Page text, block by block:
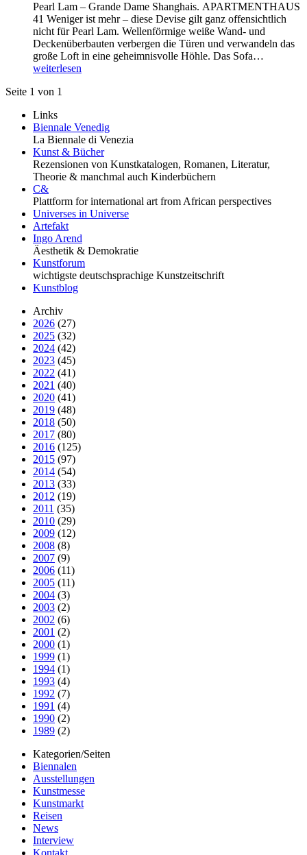
Pearl Lam – Grande Dame Shanghais. APARTMENTHAUS
41 Weniger ist mehr – diese Devise gilt ganz offensichtlich
nicht für Pearl Lam. Wellenförmige weiße Wand- und
Deckenüberbauten verbergen die Türen und verwandeln das
große Loft in eine geheimnisvolle Höhle. Das Sofa…
weiterlesen
Seite 1 von 1
Links
Biennale Venedig
La Biennale di Venezia
Kunst & Bücher
Rezensionen von Kunstkatalogen, Romanen, Literatur,
Theorie & manchmal auch Kinderbüchern
C&
Plattform for international art from African perspectives
Universes in Universe
Artefakt
Ingo Arend
Äesthetik & Demokratie
Kunstforum
wichtigste deutschsprachige Kunstzeitschrift
Kunstblog
Archiv
2026 (27)
2025 (32)
2024 (42)
2023 (45)
2022 (41)
2021 (40)
2020 (41)
2019 (48)
2018 (50)
2017 (80)
2016 (125)
2015 (97)
2014 (54)
2013 (33)
2012 (19)
2011 (35)
2010 (29)
2009 (12)
2008 (8)
2007 (9)
2006 (11)
2005 (11)
2004 (3)
2003 (2)
2002 (6)
2001 (2)
2000 (1)
1999 (1)
1994 (1)
1993 (4)
1992 (7)
1991 (4)
1990 (2)
1989 (2)
Kategorien/Seiten
Biennalen
Ausstellungen
Kunstmesse
Kunstmarkt
Reisen
News
Interview